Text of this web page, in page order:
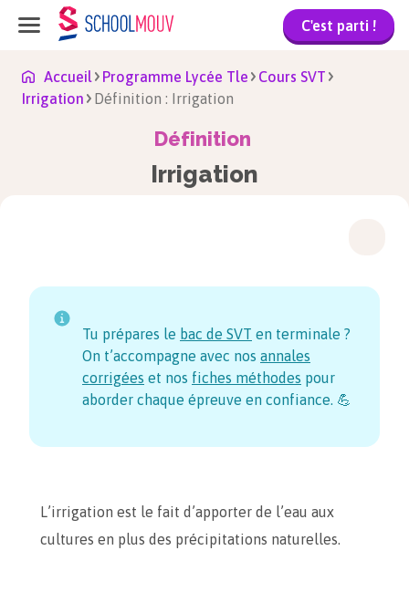
C'est parti !
Accueil Programme Lycée Tle
Cours SVT
Irrigation
Définition : Irrigation
Définition
Irrigation
Tu prépares le bac de SVT en terminale ?
On t’accompagne avec nos annales
corrigées et nos fiches méthodes pour
aborder chaque épreuve en confiance. 💪
L’irrigation est le fait d’apporter de l’eau aux
cultures en plus des précipitations naturelles.